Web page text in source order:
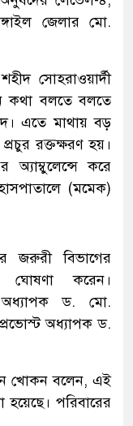
জেলার মো.
সোহরাওয়ার্দী
কথা বলতে বলতে
এতে মাথায় বড়
রক্তক্ষরণ হয়।
অ্যাম্বুলেন্সে করে
(মমেক)
জরুরী বিভাগের
ঘোষণা করেন।
অধ্যাপক ড. মো.
অধ্যাপক ড.
খোকন বলেন, এই
হয়েছে। পরিবারের